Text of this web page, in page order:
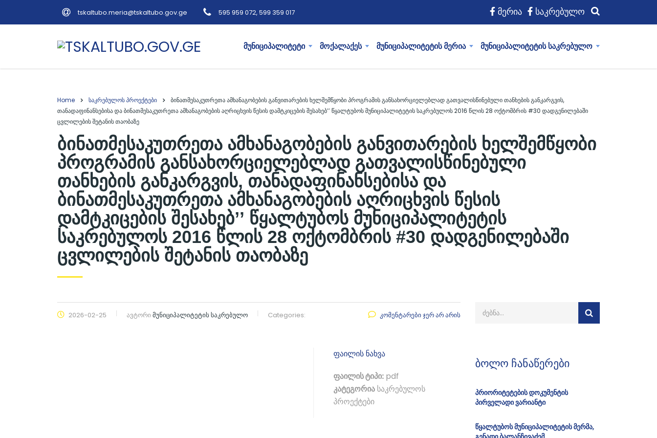
tskaltubo.meria@tskaltubo.gov.ge 595 959 072, 599 359 017 მერია საკრებულო
მუნიციპალიტეტი მოქალაქეს მუნიციპალიტეტის მერია მუნიციპალიტეტის საკრებულო
Home საკრებულოს პროექტები
ბინათმესაკუთრეთა ამხანაგობების განვითარების ხელშემწყობი პროგრამის განსახორციელებლად გათვალისწინებული თანხების განკარგვის,
თანადაფინანსებისა და ბინათმესაკუთრეთა ამხანაგობების აღრიცხვის წესის დამტკიცების შესახებ’’ წყალტუბოს მუნიციპალიტეტის საკრებულოს 2016 წლის 28 ოქტომბრის #30 დადგენილებაში
ცვლილების შეტანის თაობაზე
ბინათმესაკუთრეთა ამხანაგობების განვითარების ხელშემწყობი
პროგრამის განსახორციელებლად გათვალისწინებული
თანხების განკარგვის, თანადაფინანსებისა და
ბინათმესაკუთრეთა ამხანაგობების აღრიცხვის წესის
დამტკიცების შესახებ’’ წყალტუბოს მუნიციპალიტეტის
საკრებულოს 2016 წლის 28 ოქტომბრის #30 დადგენილებაში
ცვლილების შეტანის თაობაზე
2026-02-25 ავტორი მუნიციპალიტეტის საკრებულო Categories: კომენტარები ჯერ არ არის
ფაილის ნახვა
ფაილის ტიპი:pdf
კატეგორიასაკრებულოს
პროექტები
ბოლო ჩანაწერები
პრიორიტეტების დოკუმენტის
პირველადი ვარიანტი
წყალტუბოს მუნიციპალიტეტის მერმა,